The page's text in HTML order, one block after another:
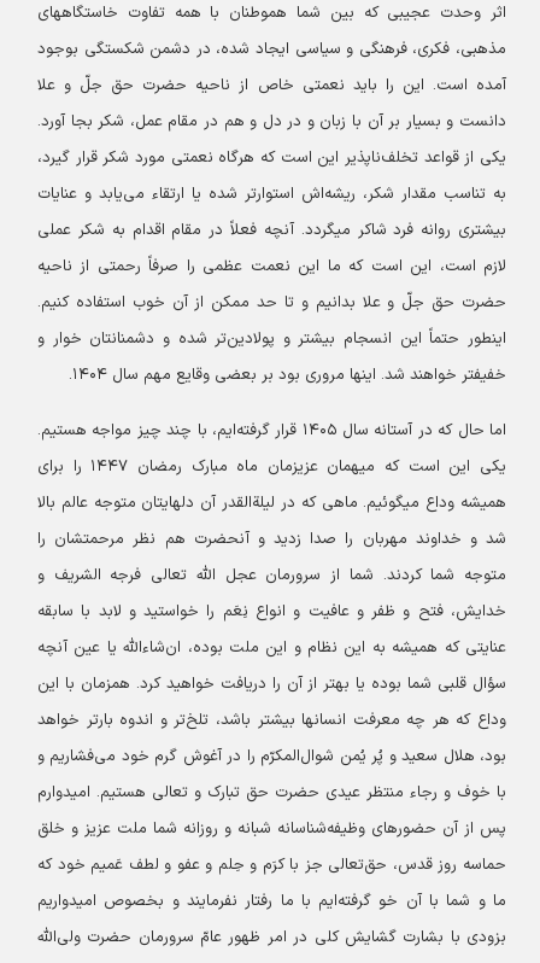
اثر وحدت عجیبی که بین شما هموطنان با همه تفاوت خاستگاههای
مذهبی، فکری، فرهنگی و سیاسی ایجاد شده، در دشمن شکستگی بوجود
آمده است. این را باید نعمتی خاص از ناحیه حضرت حق جلّ‌ و علا
دانست و بسیار بر آن با زبان و در دل و هم در مقام عمل، شکر بجا آورد.
یکی از قواعد تخلف‌ناپذیر این است که هرگاه نعمتی مورد شکر قرار گیرد،
به تناسب مقدار شکر، ریشه‌اش استوارتر شده یا ارتقاء می‌یابد و عنایات
بیشتری روانه فرد شاکر میگردد. آنچه فعلاً در مقام اقدام به شکر عملی
لازم است، این است که ما این نعمت عظمی را صرفاً رحمتی از ناحیه
حضرت حق جلّ و علا بدانیم و تا حد ممکن از آن خوب استفاده کنیم.
اینطور حتماً این انسجام بیشتر و پولادین‌تر شده و دشمنانتان خوار و
خفیفتر خواهند شد. اینها مروری بود بر بعضی وقایع مهم سال ۱۴۰۴.
اما حال که در آستانه سال ۱۴۰۵ قرار گرفته‌ایم، با چند چیز مواجه هستیم.
یکی این است که میهمان عزیزمان ماه مبارک رمضان ۱۴۴۷ را برای
همیشه وداع میگوئیم. ماهی که در لیلة‌القدر آن دلهایتان متوجه عالم بالا
شد و خداوند مهربان را صدا زدید و آنحضرت هم نظر مرحمتشان را
متوجه شما کردند. شما از سرورمان عجل‌ الله تعالی ‌فرجه‌ الشریف و
خدایش، فتح و ظفر و عافیت و انواع نِعَم را خواستید و لابد با سابقه
عنایتی که همیشه به این نظام و این ملت بوده، ان‌شاء‌الله یا عین آنچه
سؤال قلبی شما بوده یا بهتر از آن را دریافت خواهید کرد. همزمان با این
وداع که هر چه معرفت انسانها بیشتر باشد، تلخ‌تر و اندوه‌ بارتر خواهد
بود، هلال سعید و پُر یُمن شوال‌المکرّم را در آغوش گرم خود می‌فشاریم و
با خوف و رجاء منتظر عیدی حضرت حق تبارک و تعالی هستیم. امیدوارم
پس از آن حضورهای وظیفه‌شناسانه شبانه و روزانه شما ملت عزیز و خلق
حماسه روز قدس، حق‌تعالی جز با کرَم و حِلم و عفو و لطف عَمیم خود که
ما و شما با آن خو گرفته‌ایم با ما رفتار نفرمایند و بخصوص امیدواریم
بزودی با بشارت گشایش کلی در امر ظهور عامّ سرورمان حضرت ولی‌الله